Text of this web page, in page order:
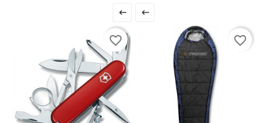
 
favorite_border favorite_border